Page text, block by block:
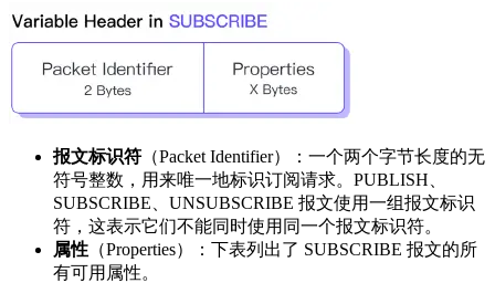
报文标识符 （Packet Identifier）：一个两个字节长度的无
符号整数，用来唯一地标识订阅请求。PUBLISH、
SUBSCRIBE、UNSUBSCRIBE 报文使用一组报文标识
符，这表示它们不能同时使用同一个报文标识符。
属性 （Properties）：下表列出了 SUBSCRIBE 报文的所
有可用属性。